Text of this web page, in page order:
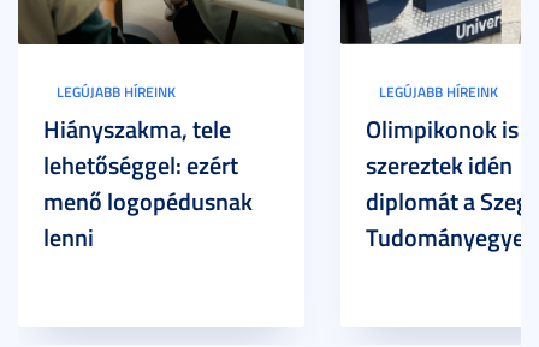
LEGÚJABB HÍREINK
Hiányszakma, tele
lehetőséggel: ezért
menő logopédusnak
lenni
LEGÚJABB HÍREINK
Olimpikonok is
szereztek idén
diplomát a